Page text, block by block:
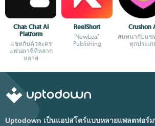
Chai: Chat AI
Platform
แชทกับตัวละคร
แฟนตาซีที่หลาก
หลาย
ReelShort
NewLeaf
Publishing
Crushon
สนทนากับแช
ทุกประเภ
Uptodown เป็นแอปสโตร์แบบหลายแพลตฟอร์